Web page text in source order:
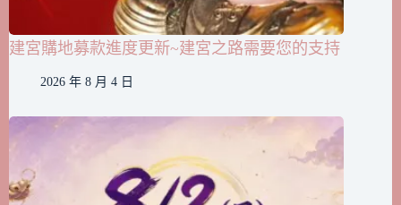
建宮購地募款進度更新~建宮之路需要您的支持
2026 年 8 月 4 日